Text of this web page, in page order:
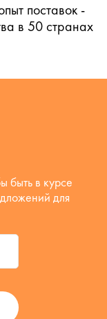
поставок -
в 50 странах
быть в курсе
для